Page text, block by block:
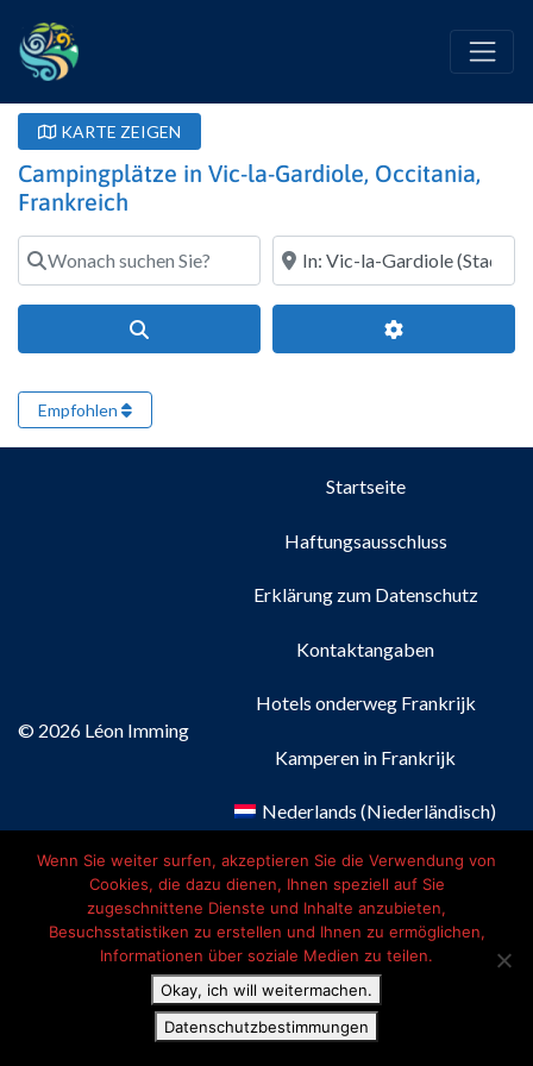
KARTE ZEIGEN
Campingplätze in Vic-la-Gardiole, Occitania,
Frankreich
Wonach suchen Sie? Wo?
Erweiterte
Empfohlen
© 2026 Léon Imming
Startseite
Haftungsausschluss
Erklärung zum Datenschutz
Kontaktangaben
Hotels onderweg Frankrijk
Kamperen in Frankrijk
Nederlands (Niederländisch)
Français( Französisch )
Deutsch
English(Englisch
Wenn Sie weiter surfen, akzeptieren Sie die Verwendung von
Cookies, die dazu dienen, Ihnen speziell auf Sie
zugeschnittene Dienste und Inhalte anzubieten,
Besuchsstatistiken zu erstellen und Ihnen zu ermöglichen,
Informationen über soziale Medien zu teilen.
Okay, ich will weitermachen.
Datenschutzbestimmungen